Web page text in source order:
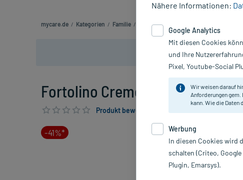
mycare.de / Kategorien / Familie / Babys & Kleinkinder
Nur
Fortolino Creme, 30 g
Produkt bewerten & PlusHerzen sichern
-41%*
Nähere Informationen:
Google Analytics
Mit diesen Cookies
und Ihre
Pixel, Youtube-Social
Wir weisen darauf
Anforderungen gem.
kann. Wie die
Werbung
In diesen Cookies wird
schalten (Criteo,
Plugin, Emarsys).